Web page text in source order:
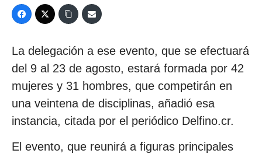
La delegación a ese evento, que se efectuará
del 9 al 23 de agosto, estará formada por 42
mujeres y 31 hombres, que competirán en
una veintena de disciplinas, añadió esa
instancia, citada por el periódico Delfino.cr.
El evento, que reunirá a figuras principales